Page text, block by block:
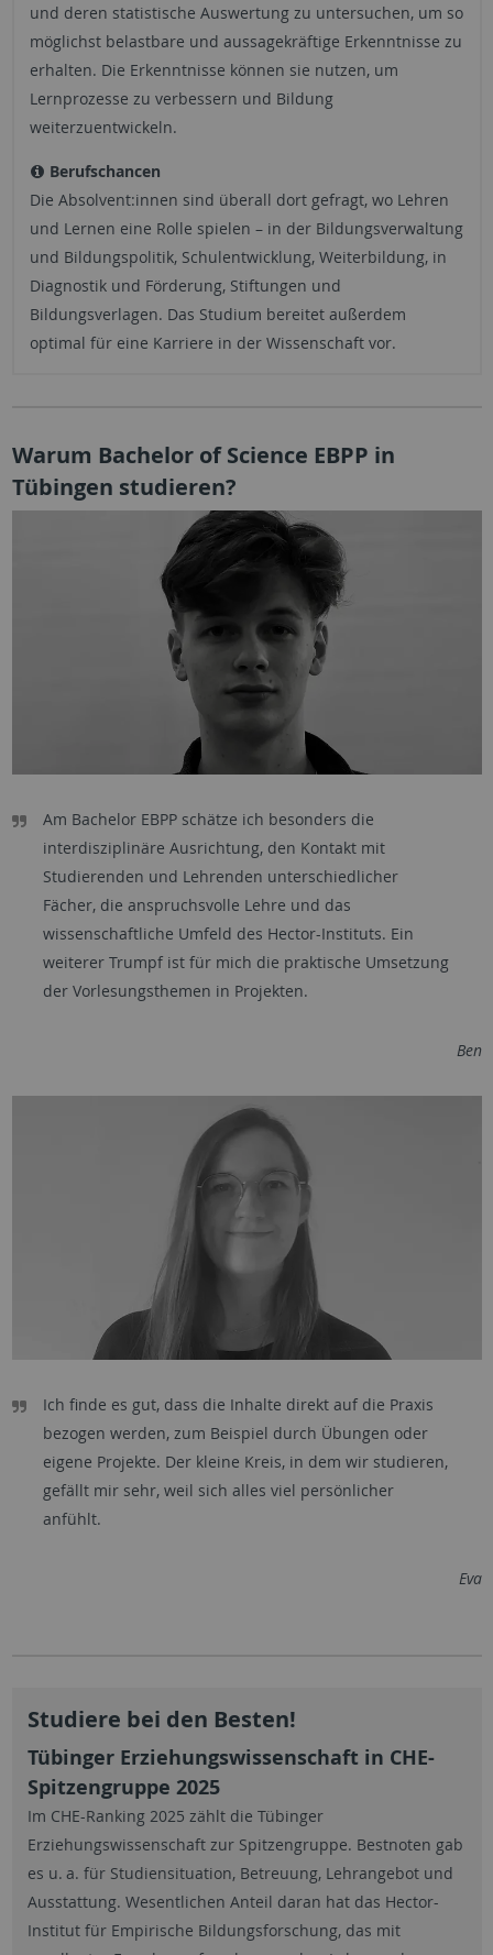
und deren statistische Auswertung zu untersuchen, um so
möglichst belastbare und aussagekräftige Erkenntnisse zu
erhalten. Die Erkenntnisse können sie nutzen, um
Lernprozesse zu verbessern und Bildung
weiterzuentwickeln.
Berufschancen
Die Absolvent:innen sind überall dort gefragt, wo Lehren
und Lernen eine Rolle spielen – in der Bildungsverwaltung
und Bildungspolitik, Schulentwicklung, Weiterbildung, in
Diagnostik und Förderung, Stiftungen und
Bildungsverlagen. Das Studium bereitet außerdem
optimal für eine Karriere in der Wissenschaft vor.
Warum Bachelor of Science EBPP in
Tübingen studieren?
Am Bachelor EBPP schätze ich besonders die
interdisziplinäre Ausrichtung, den Kontakt mit
Studierenden und Lehrenden unterschiedlicher
Fächer, die anspruchsvolle Lehre und das
wissenschaftliche Umfeld des Hector-Instituts. Ein
weiterer Trumpf ist für mich die praktische Umsetzung
der Vorlesungsthemen in Projekten.
Ben
Ich finde es gut, dass die Inhalte direkt auf die Praxis
bezogen werden, zum Beispiel durch Übungen oder
eigene Projekte. Der kleine Kreis, in dem wir studieren,
gefällt mir sehr, weil sich alles viel persönlicher
anfühlt.
Eva
Studiere bei den Besten!
Tübinger Erziehungswissenschaft in CHE-
Spitzengruppe 2025
Im CHE-Ranking 2025 zählt die Tübinger
Erziehungswissenschaft zur Spitzengruppe. Bestnoten gab
es u. a. für Studiensituation, Betreuung, Lehrangebot und
Ausstattung. Wesentlichen Anteil daran hat das Hector-
Institut für Empirische Bildungsforschung, das mit